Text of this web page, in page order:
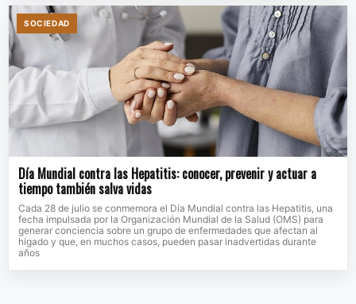
SOCIEDAD
Día Mundial contra las Hepatitis: conocer, prevenir y actuar a
tiempo también salva vidas
Cada 28 de julio se conmemora el Día Mundial contra las Hepatitis, una
fecha impulsada por la Organización Mundial de la Salud (OMS) para
generar conciencia sobre un grupo de enfermedades que afectan al
hígado y que, en muchos casos, pueden pasar inadvertidas durante
años